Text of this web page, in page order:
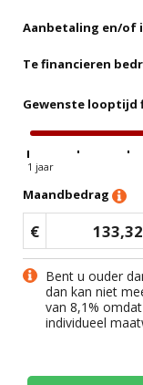
Aanbetaling en/of
Te financieren
Gewenste looptijd
1 jaar
Maandbedrag
€ 133,32
Bent u ouder
dan kan niet
van 8,1%
individueel